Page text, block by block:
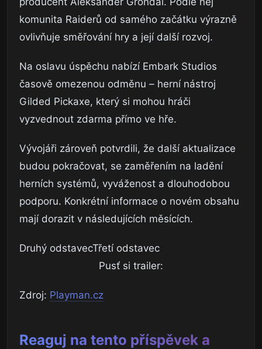
komunita Raiderů od samého začátku výrazně
ovlivňuje směřování hry a její další rozvoj.
Na oslavu úspěchu nabízí Embark Studios
časově omezenou odměnu – herní nástroj
Gilded Pickaxe, který si mohou hráči
vyzvednout zdarma přímo ve hře.
Vývojáři zároveň potvrdili, že další aktualizace
budou pokračovat, se zaměřením na ladění
herních systémů, vyváženost a dlouhodobou
podporu. Konkrétní informace o novém obsahu
mají dorazit v následujících měsících.
Druhý odstavecTřetí odstavec
Pusť si trailer:
Zdroj: Playman.cz
Reaguj na tento příspěvek a